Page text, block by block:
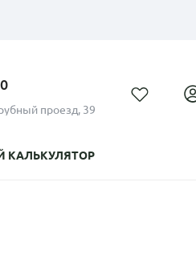
проезд, 39
КАЛЬКУЛЯТОР